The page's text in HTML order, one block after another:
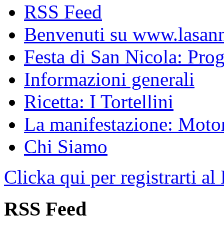
RSS Feed
Benvenuti su
Festa di San Nicola:
Informazioni generali
Ricetta: I Tortellini
La manifestazione:
Chi Siamo
Clicka qui per registrarti al
RSS Feed